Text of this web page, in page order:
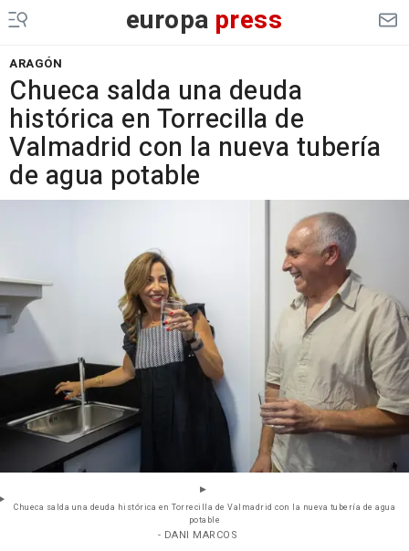
europa press
ARAGÓN
Chueca salda una deuda
histórica en Torrecilla de
Valmadrid con la nueva tubería
de agua potable
Chueca salda una deuda histórica en Torrecilla de Valmadrid con la nueva tubería de agua
potable
- DANI MARCOS